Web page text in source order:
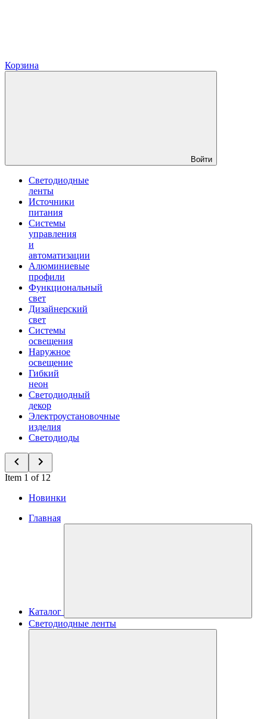
Корзина
Войти
Светодиодные
ленты
Источники
питания
Системы
управления
и
автоматизации
Алюминиевые
профили
Функциональный
свет
Дизайнерский
свет
Системы
освещения
Наружное
освещение
Гибкий
неон
Светодиодный
декор
Электроустановочные
изделия
Светодиоды
Item 1 of 12
Новинки
Главная
Каталог
Светодиодные ленты